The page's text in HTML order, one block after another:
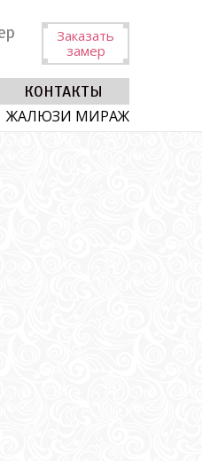
Заказать
замер
КОНТАКТЫ
ЖАЛЮЗИ МИРАЖ